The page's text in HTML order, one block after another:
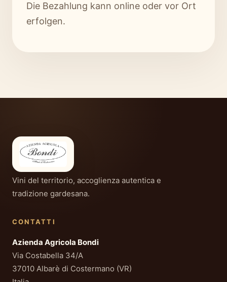
Die Bezahlung kann online oder vor Ort
erfolgen.
Vini del territorio, accoglienza autentica e
tradizione gardesana.
CONTATTI
Azienda Agricola Bondi
Via Costabella 34/A
37010 Albarè di Costermano (VR)